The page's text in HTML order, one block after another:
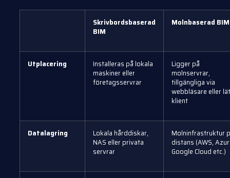
Skrivbordsbaserad
BIM
Molnbaserad BIM
Utplacering
Installeras på lokala
maskiner eller
företagsservrar
Ligger på
molnservrar,
tillgängliga via
webbläsare eller
klient
Datalagring
Lokala hårddiskar,
NAS eller privata
servrar
Molninfrastruktur
distans (AWS,
Google Cloud etc.)